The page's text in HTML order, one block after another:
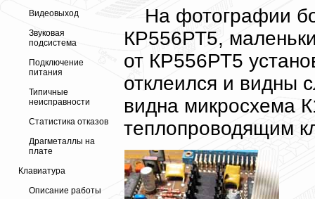
Видеовыход
Звуковая
подсистема
Подключение
питания
Типичные
неисправности
Статистика отказов
Драгметаллы на
плате
Клавиатура
Описание работы
На фотографии
КР556РТ5,
от КР556РТ5
отклеился и видны
видна микросхема
теплопроводящим